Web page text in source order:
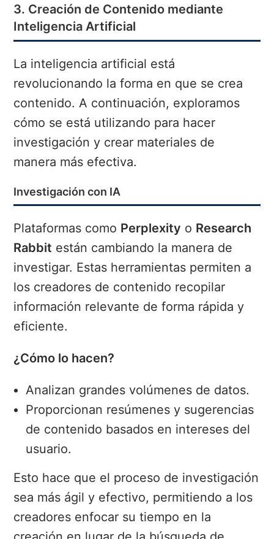
3. Creación de Contenido mediante
Inteligencia Artificial
La inteligencia artificial está
revolucionando la forma en que se crea
contenido. A continuación, exploramos
cómo se está utilizando para hacer
investigación y crear materiales de
manera más efectiva.
Investigación con IA
Plataformas como Perplexity o Research
Rabbit están cambiando la manera de
investigar. Estas herramientas permiten a
los creadores de contenido recopilar
información relevante de forma rápida y
eficiente.
¿Cómo lo hacen?
Analizan grandes volúmenes de datos.
Proporcionan resúmenes y sugerencias
de contenido basados en intereses del
usuario.
Esto hace que el proceso de investigación
sea más ágil y efectivo, permitiendo a los
creadores enfocar su tiempo en la